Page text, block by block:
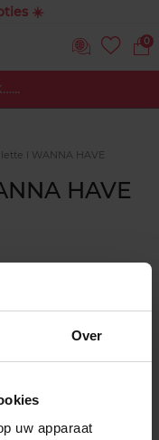
Over
uw apparaat
☀️
0
I WANNA HAVE
HAVE